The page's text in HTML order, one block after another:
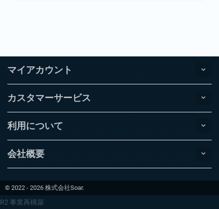
マイアカウント
カスタマーサービス
利用について
会社概要
© 2022 - 2026 株式会社Soar.
R2 事業再構築